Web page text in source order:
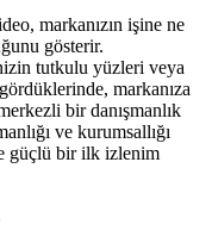
markanızın işine ne
gösterir.
tutkulu yüzleri veya
markanıza
bir danışmanlık
ve kurumsallığı
güçlü bir ilk izlenim